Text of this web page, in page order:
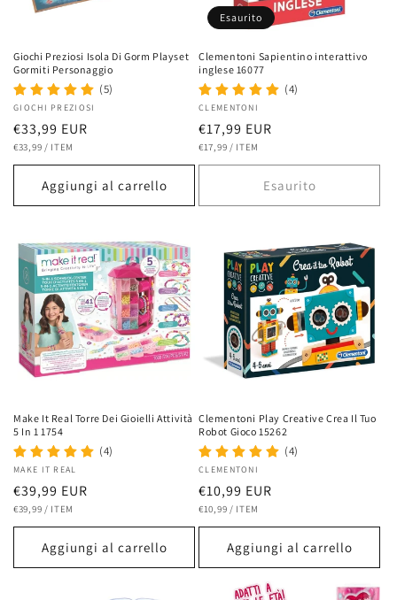
Giochi Preziosi Isola Di Gorm Playset
Gormiti Personaggio
(5)
Fornitore:
GIOCHI PREZIOSI
Prezzo
di
listino
€33,99 EUR
PREZZO
€33,99 / PER
ITEM
Aggiungi al carrello
Esaurito
Clementoni Sapientino interattivo
inglese 16077
(4)
Fornitore:
CLEMENTONI
Prezzo
di
listino
€17,99 EUR
PREZZO
€17,99 / PER
ITEM
Esaurito
Make It Real Torre Dei Gioielli Attività
5 In 1 1754
(4)
Fornitore:
MAKE IT REAL
Prezzo
di
listino
€39,99 EUR
PREZZO
€39,99 / PER
ITEM
Aggiungi al carrello
Clementoni Play Creative Crea Il Tuo
Robot Gioco 15262
(4)
Fornitore:
CLEMENTONI
Prezzo
di
listino
€10,99 EUR
PREZZO
€10,99 / PER
ITEM
Aggiungi al carrello